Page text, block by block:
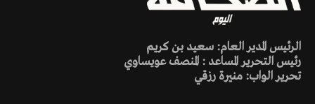
الرئيس المدير العام: سعيد بن كريم
رئيس التحرير المساعد : المنصف عويساوي
تحرير الواب: منيرة رزقي